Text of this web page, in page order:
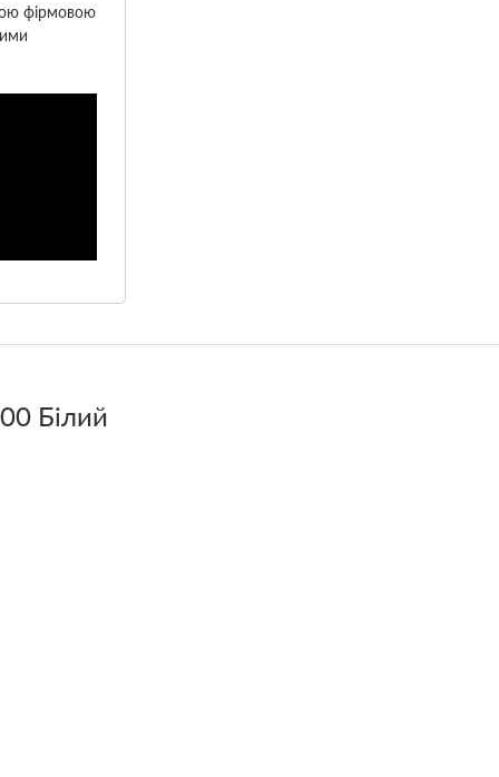
фірмовою
Білий